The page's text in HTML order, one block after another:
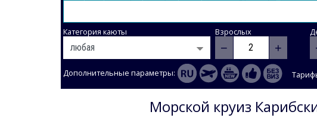
Категория каюты Взрослых
− +
Дополнительные параметры:
Морской круиз